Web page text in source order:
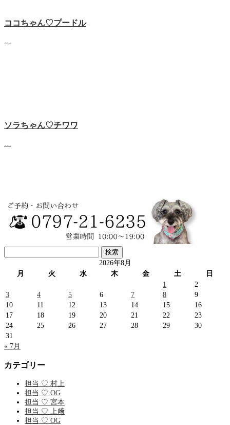
ココちゃん♡‬プードル
ソラちゃん♡‬チワワ
索:
2026年8月
月
火 水 木 金 土
日
1
2
3
4 5 6 7 8
9
10
11 12 13 14 15
16
17
18 19 20 21 22
23
24
25 26 27 28 29
30
31
« 7月
カテゴリー
担当 ♡ 村上
担当 ♡ OG
担当 ♡ 宮本
担当 ♡ 上﨑
担当 ♡ OG